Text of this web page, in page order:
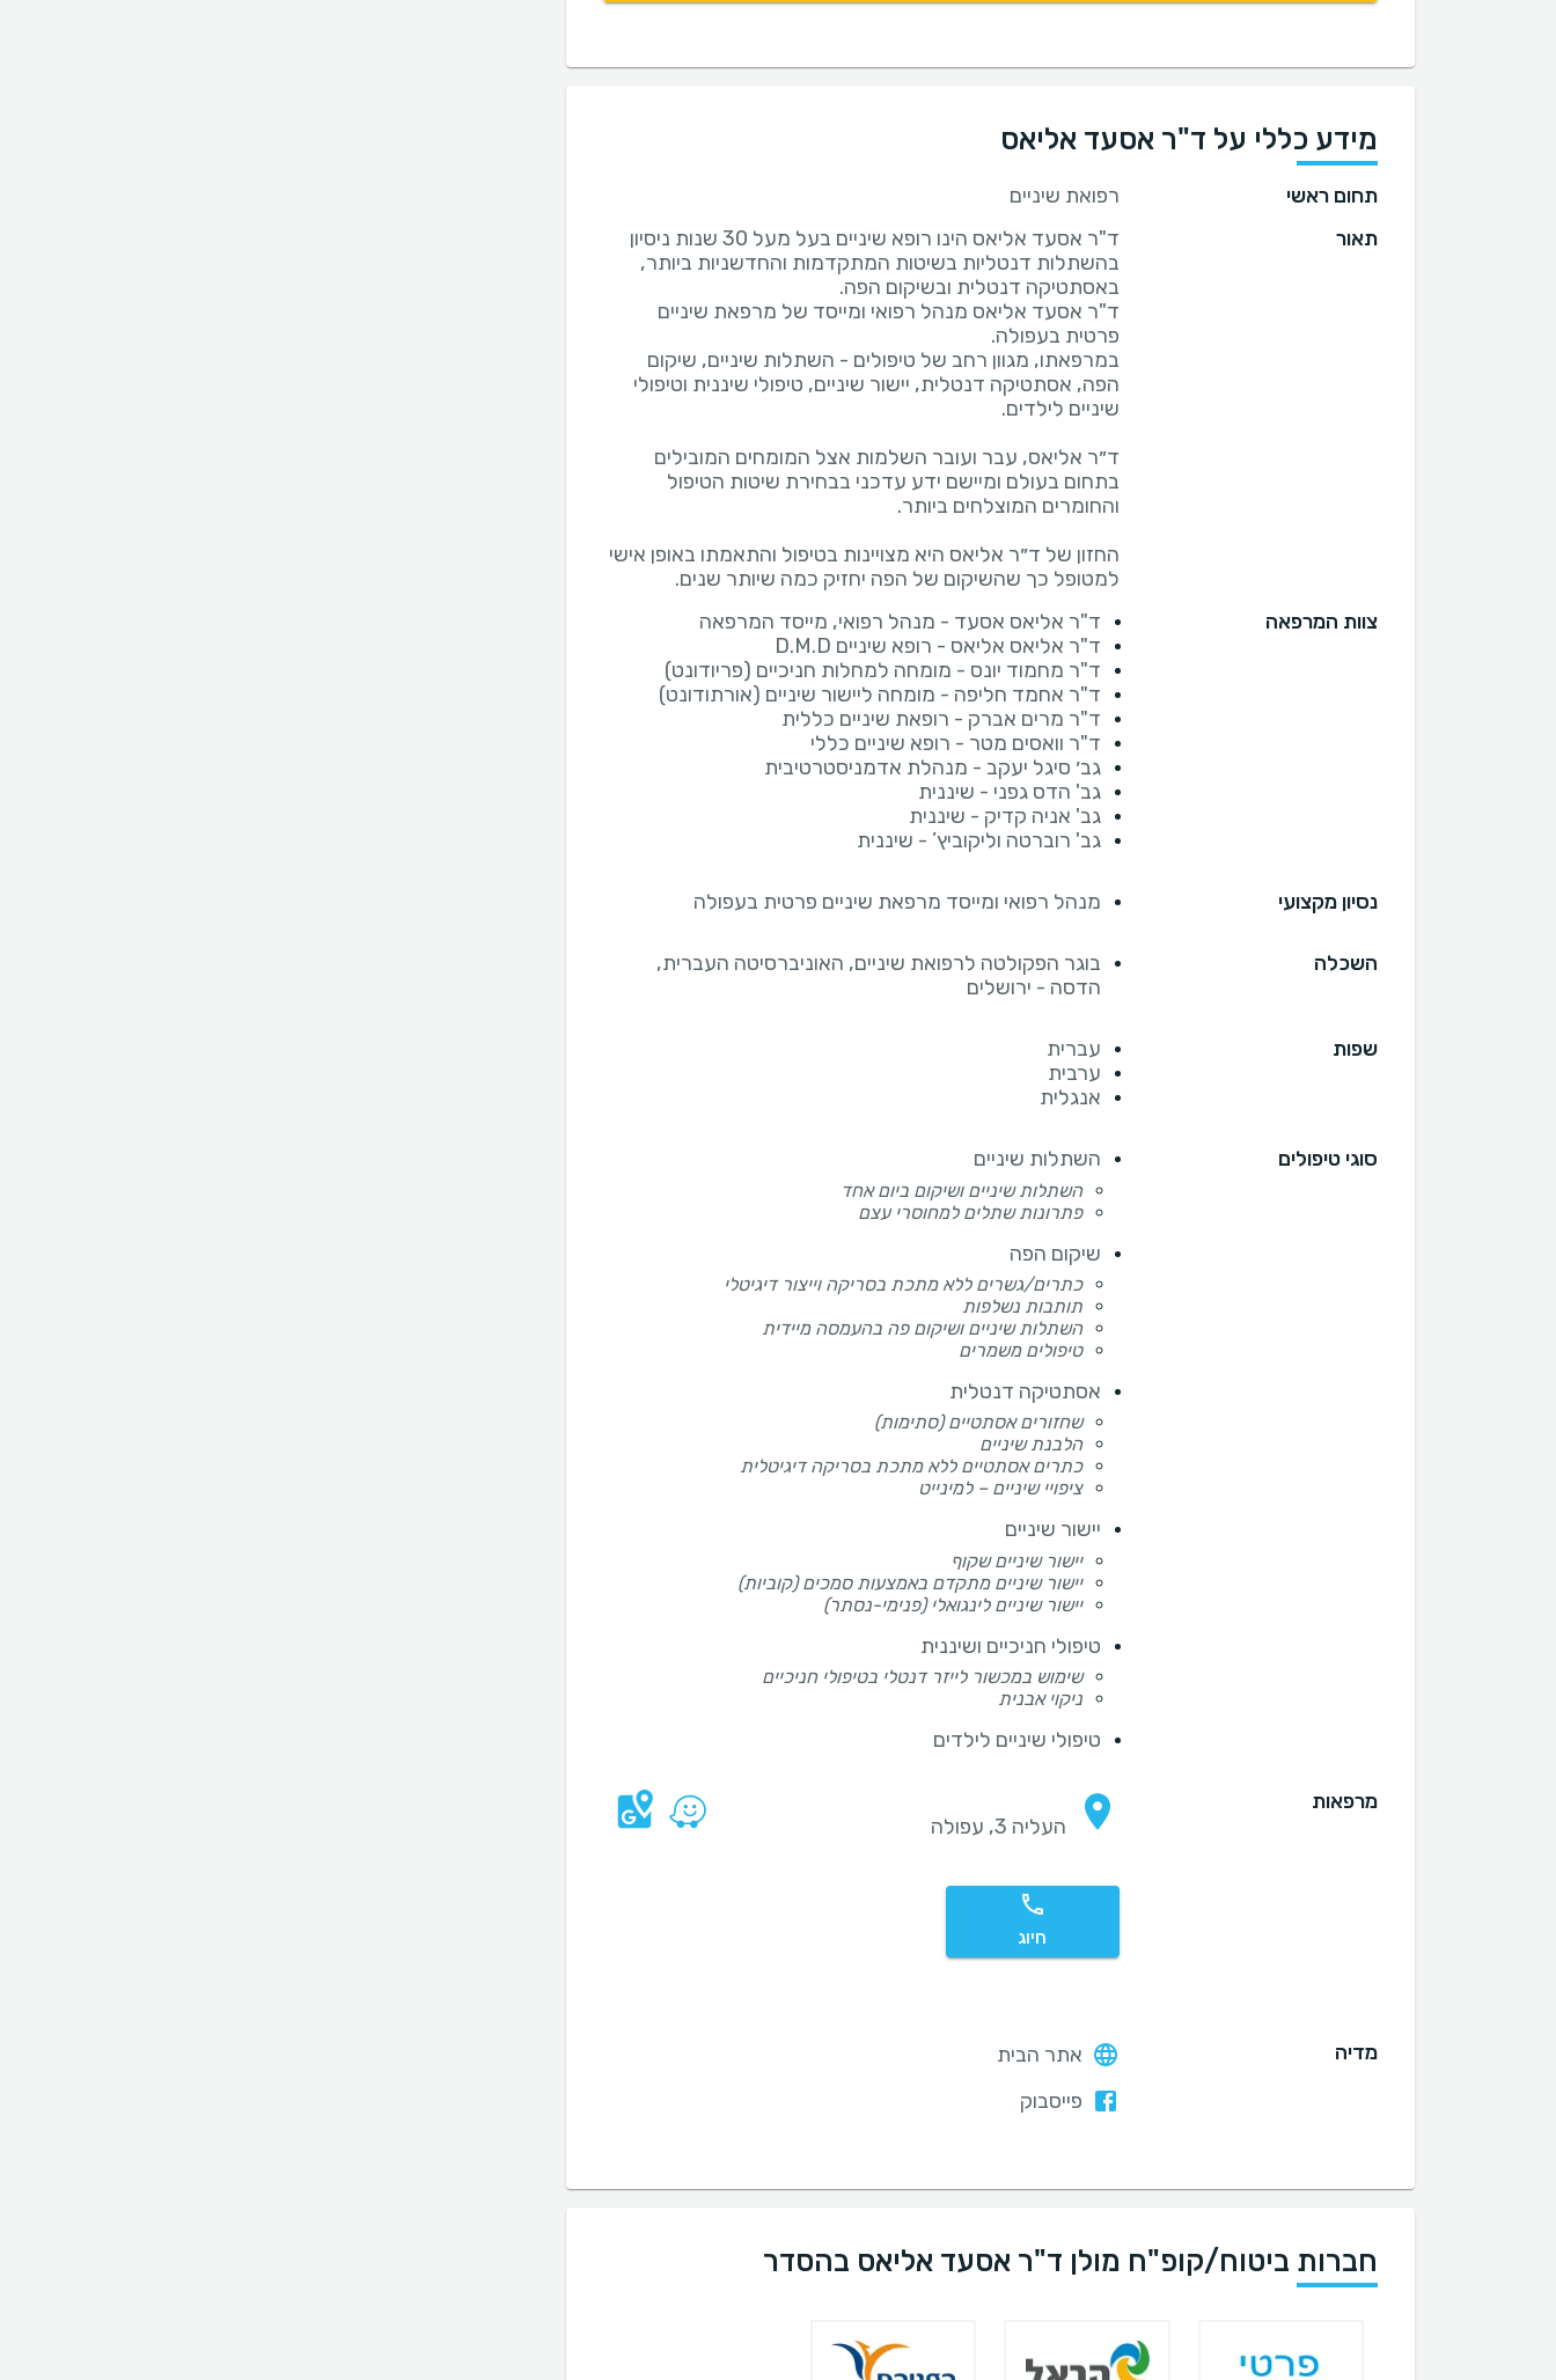
מידע כללי על ד"ר אסעד אליאס
תחום ראשי
רפואת שיניים
תאור
ד"ר אסעד אליאס הינו רופא שיניים בעל מעל 30 שנות ניסיון
בהשתלות דנטליות בשיטות המתקדמות והחדשניות ביותר,
ד"ר אסעד אליאס מנהל רפואי ומייסד של מרפאת שיניים
במרפאתו, מגוון רחב של טיפולים - השתלות שיניים, שיקום
הפה, אסתטיקה דנטלית, יישור שיניים, טיפולי שיננית וטיפולי
ד״ר אליאס, עבר ועובר השלמות אצל המומחים המובילים
בתחום בעולם ומיישם ידע עדכני בבחירת שיטות הטיפול
החזון של ד״ר אליאס היא מצויינות בטיפול והתאמתו באופן אישי
למטופל כך שהשיקום של הפה יחזיק כמה שיותר שנים.
צוות המרפאה
ד"ר אליאס אסעד - מנהל רפואי, מייסד המרפאה
ד"ר אליאס אליאס - רופא שיניים D.M.D
ד"ר מחמוד יונס - מומחה למחלות חניכיים (פריודונט)
ד"ר אחמד חליפה - מומחה ליישור שיניים (אורתודונט)
ד"ר מרים אברק - רופאת שיניים כללית
ד"ר וואסים מטר - רופא שיניים כללי
גב׳ סיגל יעקב - מנהלת אדמניסטרטיבית
גב' הדס גפני - שיננית
גב' אניה קדיק - שיננית
גב' רוברטה וליקוביץ’ - שיננית
נסיון מקצועי מנהל רפואי ומייסד מרפאת שיניים פרטית בעפולה
השכלה
בוגר הפקולטה לרפואת שיניים, האוניברסיטה העברית,
הדסה - ירושלים
שפות
עברית
ערבית
אנגלית
סוגי טיפולים השתלות שיניים
השתלות שיניים ושיקום ביום אחד
פתרונות שתלים למחוסרי עצם
שיקום הפה
כתרים/גשרים ללא מתכת בסריקה וייצור דיגיטלי
תותבות נשלפות
השתלות שיניים ושיקום פה בהעמסה מיידית
טיפולים משמרים
אסתטיקה דנטלית
שחזורים אסתטיים (סתימות)
הלבנת שיניים
כתרים אסתטיים ללא מתכת בסריקה דיגיטלית
ציפויי שיניים – למינייט
יישור שיניים
יישור שיניים שקוף
יישור שיניים מתקדם באמצעות סמכים (קוביות)
יישור שיניים לינגואלי (פנימי-נסתר)
טיפולי חניכיים ושיננית
שימוש במכשור לייזר דנטלי בטיפולי חניכיים
ניקוי אבנית
טיפולי שיניים לילדים
מרפאות
העליה 3, עפולה
חיוג
מדיה
אתר הבית
פייסבוק
חברות ביטוח/קופ"ח מולן ד"ר אסעד אליאס בהסדר